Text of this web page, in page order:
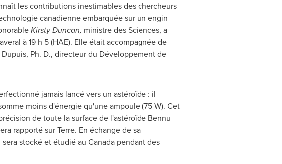
les contributions inestimables des chercheurs
canadienne embarquée sur un engin
Kirsty Duncan, ministre des Sciences, a
à 19 h 5 (HAE). Elle était accompagnée de
Ph. D., directeur du Développement de
jamais lancé vers un astéroïde : il
moins d'énergie qu'une ampoule (75 W). Cet
de toute la surface de l'astéroïde Bennu
rapporté sur Terre. En échange de sa
stocké et étudié au Canadapendant des